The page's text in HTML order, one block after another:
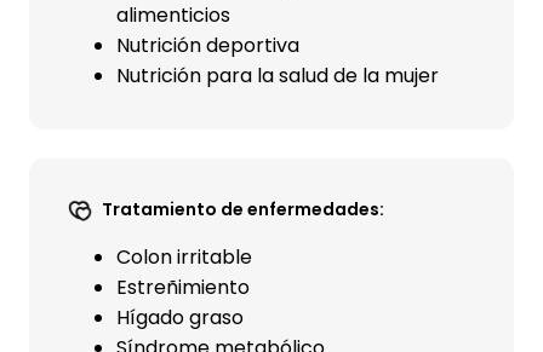
alimenticios
Nutrición deportiva
Nutrición para la salud de la mujer
Tratamiento de enfermedades:
Colon irritable
Estreñimiento
Hígado graso